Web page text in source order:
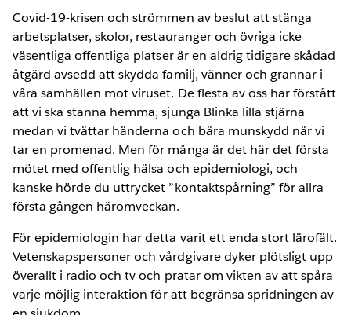
Covid-19-krisen och strömmen av beslut att stänga
arbetsplatser, skolor, restauranger och övriga icke
väsentliga offentliga platser är en aldrig tidigare skådad
åtgärd avsedd att skydda familj, vänner och grannar i
våra samhällen mot viruset. De flesta av oss har förstått
att vi ska stanna hemma, sjunga Blinka lilla stjärna
medan vi tvättar händerna och bära munskydd när vi
tar en promenad. Men för många är det här det första
mötet med offentlig hälsa och epidemiologi, och
kanske hörde du uttrycket ”kontaktspårning” för allra
första gången häromveckan.
För epidemiologin har detta varit ett enda stort lärofält.
Vetenskapspersoner och vårdgivare dyker plötsligt upp
överallt i radio och tv och pratar om vikten av att spåra
varje möjlig interaktion för att begränsa spridningen av